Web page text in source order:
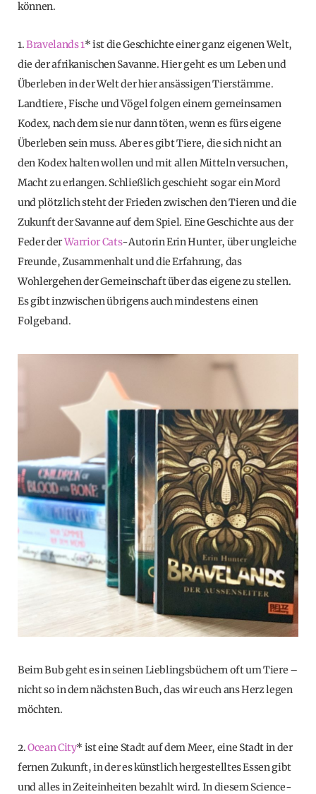
können.
1. Bravelands 1* ist die Geschichte einer ganz eigenen Welt,
die der afrikanischen Savanne. Hier geht es um Leben und
Überleben in der Welt der hier ansässigen Tierstämme.
Landtiere, Fische und Vögel folgen einem gemeinsamen
Kodex, nach dem sie nur dann töten, wenn es fürs eigene
Überleben sein muss. Aber es gibt Tiere, die sich nicht an
den Kodex halten wollen und mit allen Mitteln versuchen,
Macht zu erlangen. Schließlich geschieht sogar ein Mord
und plötzlich steht der Frieden zwischen den Tieren und die
Zukunft der Savanne auf dem Spiel. Eine Geschichte aus der
Feder derWarrior Cats-Autorin Erin Hunter, über ungleiche
Freunde, Zusammenhalt und die Erfahrung, das
Wohlergehen der Gemeinschaft über das eigene zu stellen.
Es gibt inzwischen übrigens auch mindestens einen
Folgeband.
Beim Bub geht es in seinen Lieblingsbüchern oft um Tiere –
nicht so in dem nächsten Buch, das wir euch ans Herz legen
möchten.
2.Ocean City* ist eine Stadt auf dem Meer, eine Stadt in der
fernen Zukunft, in der es künstlich hergestelltes Essen gibt
und alles in Zeiteinheiten bezahlt wird. In diesem Science-